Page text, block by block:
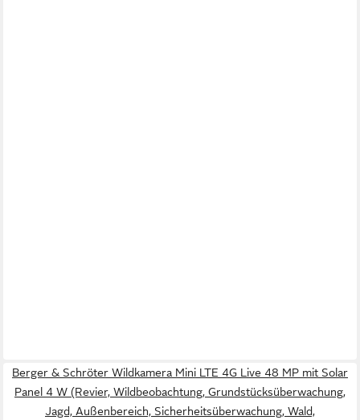
Berger & Schröter Wildkamera Mini LTE 4G Live 48 MP mit Solar
Panel 4 W (Revier, Wildbeobachtung, Grundstücksüberwachung,
Jagd, Außenbereich, Sicherheitsüberwachung, Wald,